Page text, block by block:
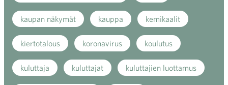
kaupan näkymät kauppa kemikaalit
kiertotalous koronavirus koulutus
kuluttaja kuluttajat kuluttajien luottamus